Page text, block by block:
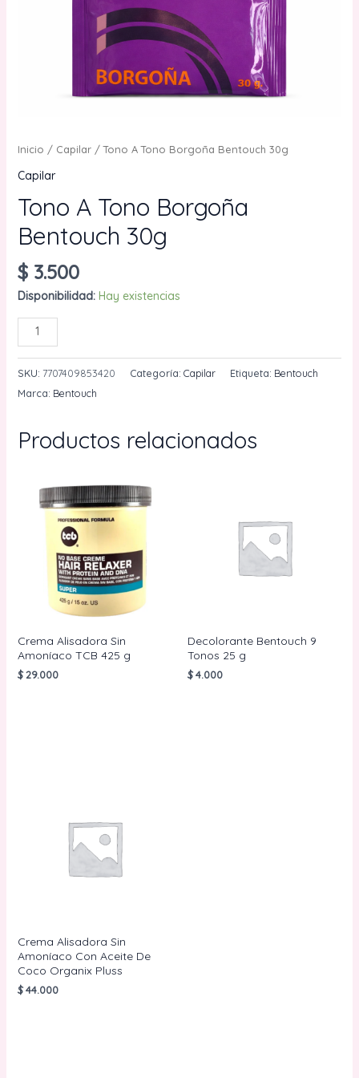
Inicio / Capilar/ Tono A Tono Borgoña Bentouch 30g
Capilar
Tono A Tono Borgoña
Bentouch 30g
$3.500
Disponibilidad: Hay existencias
Tono
A
Tono
Borgoña
cantidad
SKU: 7707409853420 Categoría: Capilar Etiqueta: Bentouch
Marca: Bentouch
Productos relacionados
Crema Alisadora Sin
Amoníaco TCB 425 g
$29.000
Decolorante Bentouch 9
Tonos 25 g
$4.000
Crema Alisadora Sin
Amoníaco Con Aceite De
Coco Organix Pluss
$44.000